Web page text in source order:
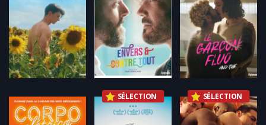
SÉLECTION SÉLECTION